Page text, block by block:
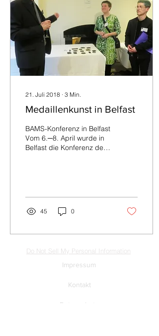
21. Juli 2018 ∙ 3 Min.
Medaillenkunst in Belfast
BAMS-Konferenz in Belfast
Vom 6.─8. April wurde in
Belfast die Konferenz der
45 0
Do Not Sell My Personal Information
Impressum
Kontakt
Datenschutz